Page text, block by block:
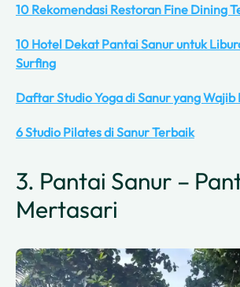
10 Rekomendasi Restoran Fine Dining
10 Hotel Dekat Pantai Sanur untuk
Surfing
Daftar Studio Yoga di Sanur yang Wajib
6 Studio Pilates di Sanur Terbaik
3. Pantai Sanur –
Mertasari